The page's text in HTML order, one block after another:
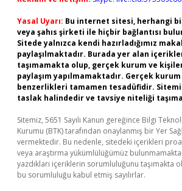
Yasal Uyarı: Bu internet sitesi, herhangi
veya şahıs şirketi ile hiçbir bağlantısı
Sitede yalnızca kendi hazırladığımız
paylaşılmaktadır. Burada yer alan
taşımamakta olup, gerçek kurum ve
paylaşım yapılmamaktadır. Gerçek
benzerlikleri tamamen tesadüfidir.
taslak halindedir ve tavsiye niteliği
Sitemiz, 5651 Sayılı Kanun gereğince Bilgi
Kurumu (BTK) tarafından onaylanmış bir Yer
vermektedir. Bu nedenle, sitedeki içerikleri
veya araştırma yükümlülüğümüz
yazdıkları içeriklerin sorumluluğunu taşımakta
bu sorumluluğu kabul etmiş sayılırlar.